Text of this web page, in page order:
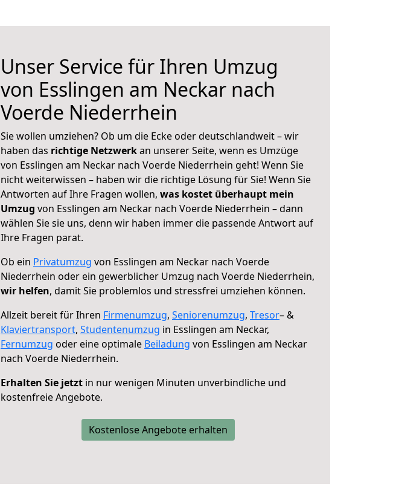
Unser Service für Ihren Umzug
von Esslingen am Neckar nach
Voerde Niederrhein
Sie wollen umziehen? Ob um die Ecke oder deutschlandweit – wir
haben das richtige Netzwerkan unserer Seite, wenn es Umzüge
von Esslingen am Neckar nach Voerde Niederrhein geht! Wenn Sie
nicht weiterwissen – haben wir die richtige Lösung für Sie! Wenn Sie
Antworten auf Ihre Fragen wollen, was kostet überhaupt mein
Umzug von Esslingen am Neckar nach Voerde Niederrhein – dann
wählen Sie sie uns, denn wir haben immer die passende Antwort auf
Ihre Fragen parat.
Ob ein Privatumzug von Esslingen am Neckar nach Voerde
Niederrhein oder ein gewerblicher Umzug nach Voerde Niederrhein,
wir helfen, damit Sie problemlos und stressfrei umziehen können.
Allzeit bereit für Ihren Firmenumzug, Seniorenumzug, Tresor– &
Klaviertransport, Studentenumzug in Esslingen am Neckar,
Fernumzug oder eine optimale Beiladung von Esslingen am Neckar
nach Voerde Niederrhein.
Erhalten Sie jetzt in nur wenigen Minuten unverbindliche und
kostenfreie Angebote.
Kostenlose Angebote erhalten